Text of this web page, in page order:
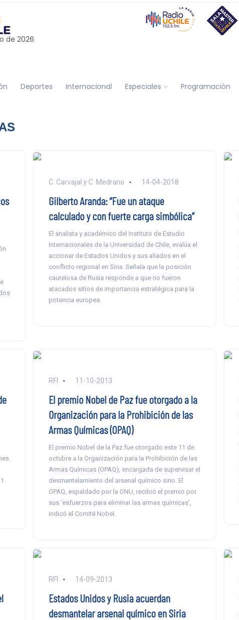
de 2026
Deportes Internacional Especiales Programación
C. Carvajal y C. Medrano 14-04-2018
Gilberto Aranda: “Fue un ataque
calculado y con fuerte carga simbólica”
El analista y académico del Instituto de Estudio
Internacionales de la Universidad de Chile, evalúa el
accionar de Estados Unidos y sus aliados en el
conflicto regional en Siria. Señala que la posición
cautelosa de Rusia responde a que no fueron
atacados sitios de importancia estratégica para la
potencia europea.
RFI 11-10-2013
El premio Nobel de Paz fue otorgado a la
Organización para la Prohibición de las
Armas Químicas (OPAQ)
El premio Nobel de la Paz fue otorgado este 11 de
octubre a la Organización para la Prohibición de las
Armas Químicas (OPAQ), encargada de supervisar el
desmantelamiento del arsenal químico sirio. El
OPAQ, espaldado por la ONU, recibió el premio por
sus ‘esfuerzos para eliminar las armas químicas’,
indicó el Comité Nobel.
RFI 14-09-2013
Estados Unidos y Rusia acuerdan
desmantelar arsenal químico en Siria